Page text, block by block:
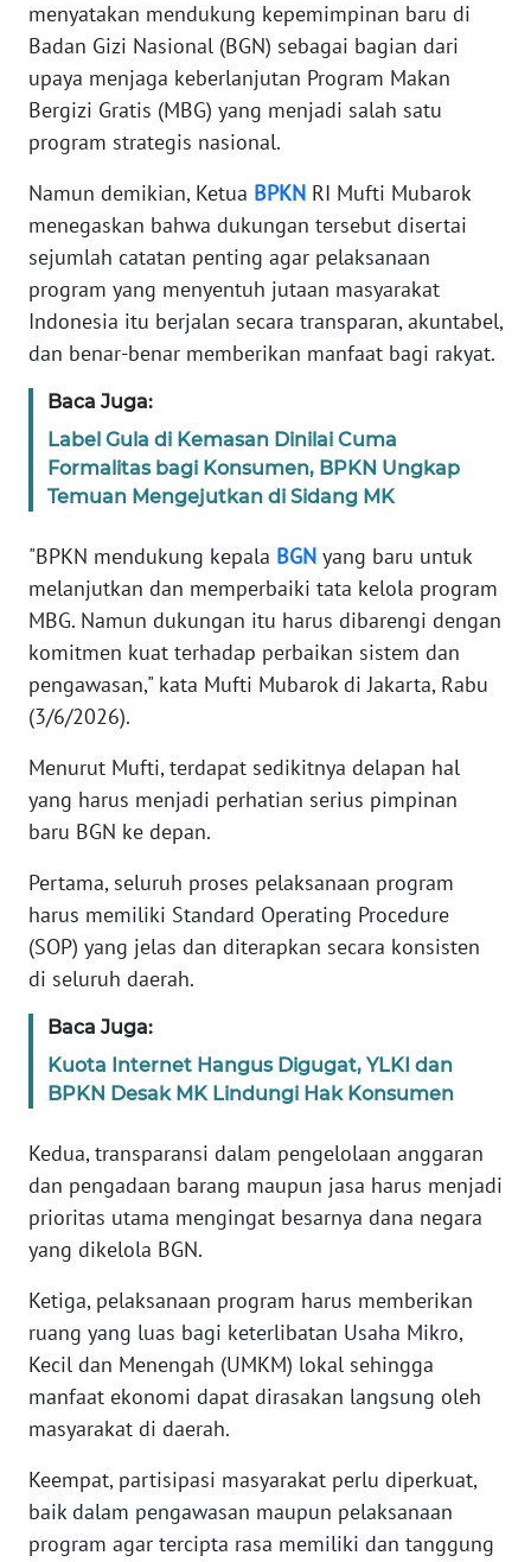
menyatakan mendukung kepemimpinan baru di
Badan Gizi Nasional (BGN) sebagai bagian dari
upaya menjaga keberlanjutan Program Makan
Bergizi Gratis (MBG) yang menjadi salah satu
program strategis nasional.
Namun demikian, Ketua BPKN RI Mufti Mubarok
menegaskan bahwa dukungan tersebut disertai
sejumlah catatan penting agar pelaksanaan
program yang menyentuh jutaan masyarakat
Indonesia itu berjalan secara transparan, akuntabel,
dan benar-benar memberikan manfaat bagi rakyat.
Baca Juga:
Label Gula di Kemasan Dinilai Cuma
Formalitas bagi Konsumen, BPKN Ungkap
Temuan Mengejutkan di Sidang MK
"BPKN mendukung kepala BGN yang baru untuk
melanjutkan dan memperbaiki tata kelola program
MBG. Namun dukungan itu harus dibarengi dengan
komitmen kuat terhadap perbaikan sistem dan
pengawasan," kata Mufti Mubarok di Jakarta, Rabu
(3/6/2026).
Menurut Mufti, terdapat sedikitnya delapan hal
yang harus menjadi perhatian serius pimpinan
baru BGN ke depan.
Pertama, seluruh proses pelaksanaan program
harus memiliki Standard Operating Procedure
(SOP) yang jelas dan diterapkan secara konsisten
di seluruh daerah.
Baca Juga:
Kuota Internet Hangus Digugat, YLKI dan
BPKN Desak MK Lindungi Hak Konsumen
Kedua, transparansi dalam pengelolaan anggaran
dan pengadaan barang maupun jasa harus menjadi
prioritas utama mengingat besarnya dana negara
yang dikelola BGN.
Ketiga, pelaksanaan program harus memberikan
ruang yang luas bagi keterlibatan Usaha Mikro,
Kecil dan Menengah (UMKM) lokal sehingga
manfaat ekonomi dapat dirasakan langsung oleh
masyarakat di daerah.
Keempat, partisipasi masyarakat perlu diperkuat,
baik dalam pengawasan maupun pelaksanaan
program agar tercipta rasa memiliki dan tanggung
INDEKS
BERITA
KONTAK
KAMI
INFO
IKLAN
TENTANG
KAMI
MEDIA
SIBER
REDAKSI
KARIR
DISCLAIMER
Wahana
News
Regional
SUMUT
JAKARTA
WN
JABAR
BANTEN
NTT
WN
KEPRI
WN
PAPUA
WN
PAPUA
WN
RIAU